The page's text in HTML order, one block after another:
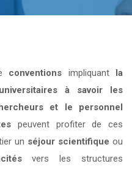
conventions impliquant la
à savoir les
et le personnel
peuvent profiter de ces
un séjour scientifique ou
vers les structures